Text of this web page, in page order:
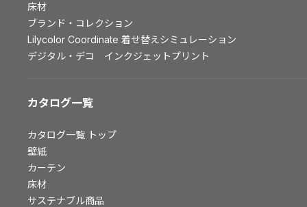
動画一覧
お手入れ便利帳
お役立ち資料
お問い合わせ（一般のお客様）
よくあるご質問
非住宅案件に関するお問い合わせ
床材
ブランド・コレクション
Lilycolor Coordinate 着せ替えシミュレーション
デジタル・デコ インクジェットプリント
カタログ一覧
カタログ一覧 トップ
壁紙
カーテン
床材
サステナブル商品